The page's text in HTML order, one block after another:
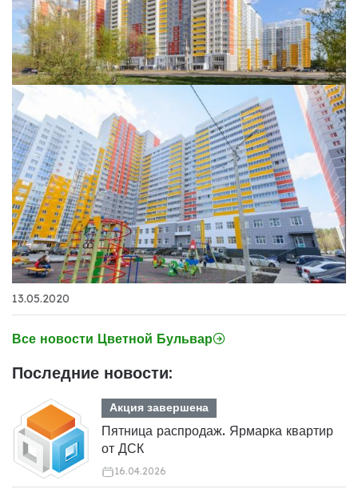
13.05.2020
Все новости Цветной Бульвар
Последние новости:
Акция завершена
Пятница распродаж. Ярмарка квартир
от ДСК
16.04.2026